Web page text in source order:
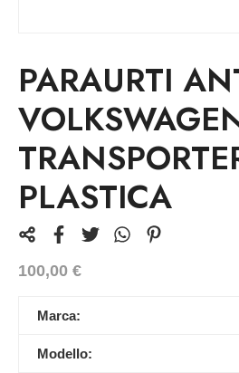
PARAURTI
PLASTICA
100,00 €
Marca:
Modello: